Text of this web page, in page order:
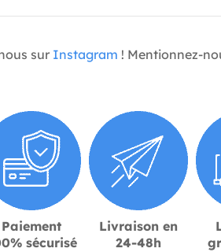
sur Instagram ! Mentionnez-
Paiement
sécurisé
Livraison en
24-48h